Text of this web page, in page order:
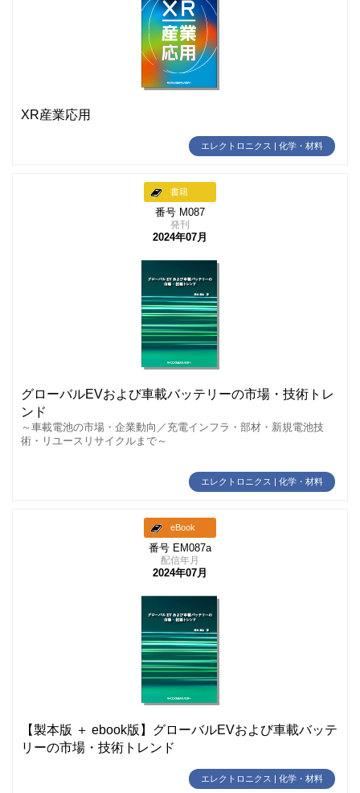
XR産業応用
エレクトロニクス | 化学・材料
書籍
番号 M087
発刊
2024年07月
グローバルEVおよび車載バッテリーの市場・技術トレ
ンド
～車載電池の市場・企業動向／充電インフラ・部材・新規電池技
術・リユースリサイクルまで～
エレクトロニクス | 化学・材料
eBook
番号 EM087a
配信年月
2024年07月
【製本版 ＋ ebook版】グローバルEVおよび車載バッテ
リーの市場・技術トレンド
エレクトロニクス | 化学・材料